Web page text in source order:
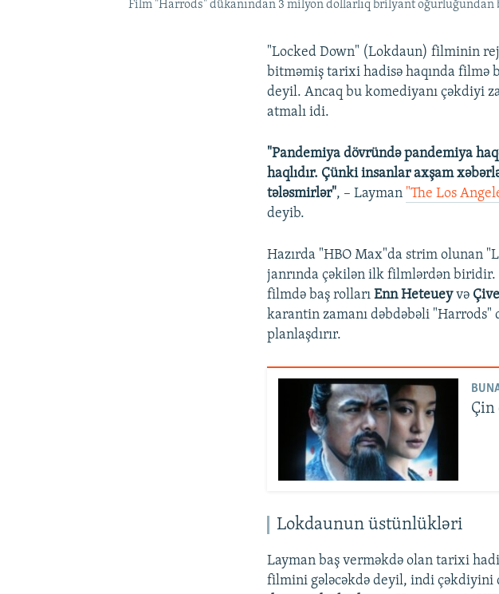
Film "Harrods" dükanından 3 milyon dollarlıq brilyant oğurluğundan
"Locked Down" (Lokdaun) filminin
bitməmiş tarixi hadisə haqında filmə
deyil. Ancaq bu komediyanı çəkdiyi
atmalı idi.
"Pandemiya dövründə pandemiya
haqlıdır. Çünki insanlar axşam
tələsmirlər", – Layman "The Los
deyib.
Hazırda "HBO Max"da strim olunan
janrında çəkilən ilk filmlərdən biridir.
filmdə baş rollarıEnn Heteueyvə
karantin zamanı dəbdəbəli
planlaşdırır.
Çin
Lokdaunun üstünlükləri
Layman baş verməkdə olan tarixi
filmini gələcəkdə deyil, indi çəkdiyini